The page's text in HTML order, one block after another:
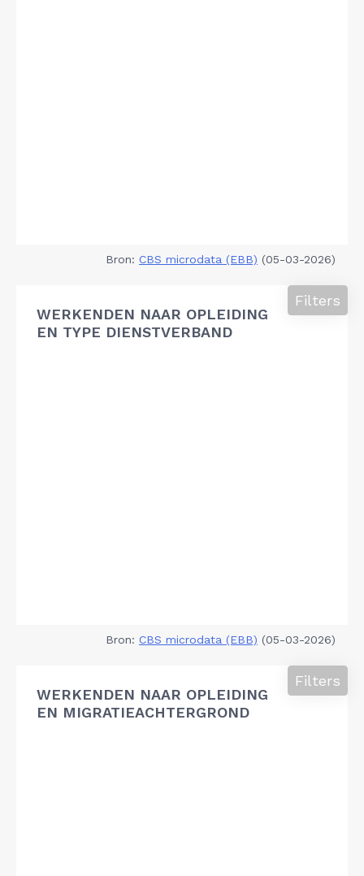
Bron: CBS microdata (EBB) (05-03-2026)
WERKENDEN NAAR OPLEIDING
EN TYPE DIENSTVERBAND
Filters
Bron: CBS microdata (EBB) (05-03-2026)
WERKENDEN NAAR OPLEIDING
EN MIGRATIEACHTERGROND
Filters